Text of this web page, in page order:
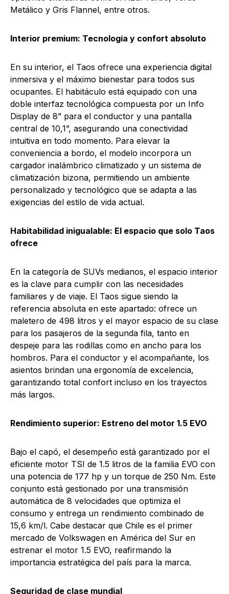
Metálico y Gris Flannel, entre otros.
Interior premium: Tecnología y confort absoluto
En su interior, el Taos ofrece una experiencia digital
inmersiva y el máximo bienestar para todos sus
ocupantes. El habitáculo está equipado con una
doble interfaz tecnológica compuesta por un Info
Display de 8” para el conductor y una pantalla
central de 10,1”, asegurando una conectividad
intuitiva en todo momento. Para elevar la
conveniencia a bordo, el modelo incorpora un
cargador inalámbrico climatizado y un sistema de
climatización bizona, permitiendo un ambiente
personalizado y tecnológico que se adapta a las
exigencias del estilo de vida actual.
Habitabilidad inigualable: El espacio que solo Taos
ofrece
En la categoría de SUVs medianos, el espacio interior
es la clave para cumplir con las necesidades
familiares y de viaje. El Taos sigue siendo la
referencia absoluta en este apartado: ofrece un
maletero de 498 litros y el mayor espacio de su clase
para los pasajeros de la segunda fila, tanto en
despeje para las rodillas como en ancho para los
hombros. Para el conductor y el acompañante, los
asientos brindan una ergonomía de excelencia,
garantizando total confort incluso en los trayectos
más largos.
Rendimiento superior: Estreno del motor 1.5 EVO
Bajo el capó, el desempeño está garantizado por el
eficiente motor TSI de 1.5 litros de la familia EVO con
una potencia de 177 hp y un torque de 250 Nm. Este
conjunto está gestionado por una transmisión
automática de 8 velocidades que optimiza el
consumo y entrega un rendimiento combinado de
15,6 km/l. Cabe destacar que Chile es el primer
mercado de Volkswagen en América del Sur en
estrenar el motor 1.5 EVO, reafirmando la
importancia estratégica del país para la marca.
Seguridad de clase mundial